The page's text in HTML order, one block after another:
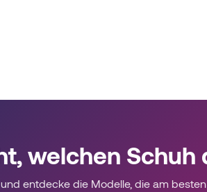
welchen Schuh
entdecke die Modelle, die am